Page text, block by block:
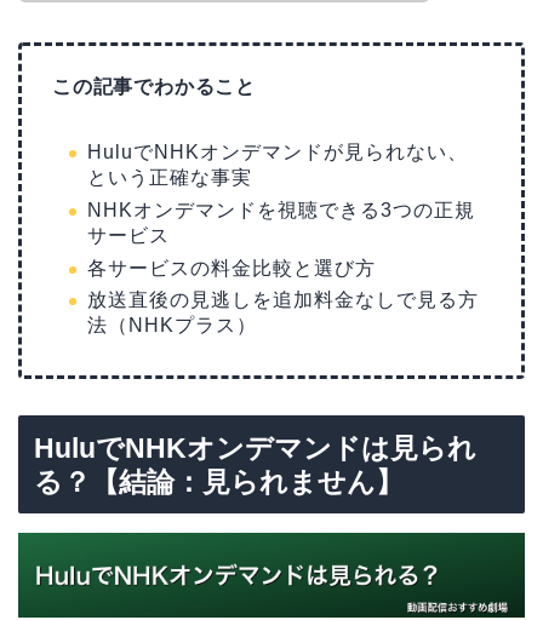
この記事でわかること
HuluでNHKオンデマンドが見られない、
という正確な事実
NHKオンデマンドを視聴できる3つの正規
サービス
各サービスの料金比較と選び方
放送直後の見逃しを追加料金なしで見る方
法（NHKプラス）
HuluでNHKオンデマンドは見られ
る？【結論：見られません】